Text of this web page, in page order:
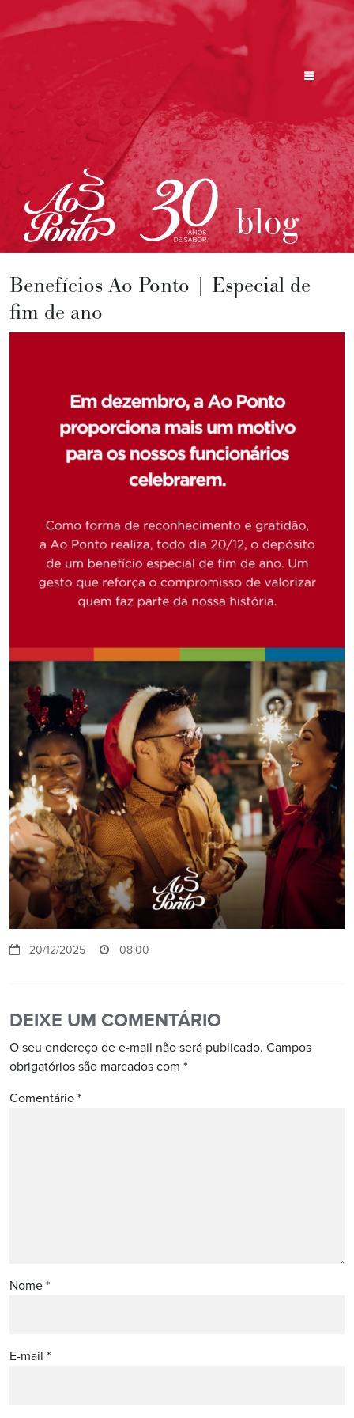
blog
Benefícios Ao Ponto | Especial de
fim de ano
20/12/2025 08:00
DEIXE UM COMENTÁRIO
O seu endereço de e-mail não será publicado. Campos
obrigatórios são marcados com *
Comentário *
Nome *
E-mail *